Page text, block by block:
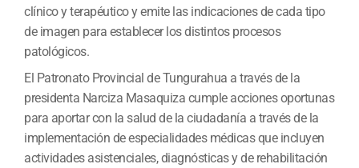
clínico y terapéutico y emite las indicaciones de cada tipo
de imagen para establecer los distintos procesos
patológicos.
El Patronato Provincial de Tungurahua a través de la
presidenta Narciza Masaquiza cumple acciones oportunas
para aportar con la salud de la ciudadanía a través de la
implementación de especialidades médicas que incluyen
actividades asistenciales, diagnósticas y de rehabilitación